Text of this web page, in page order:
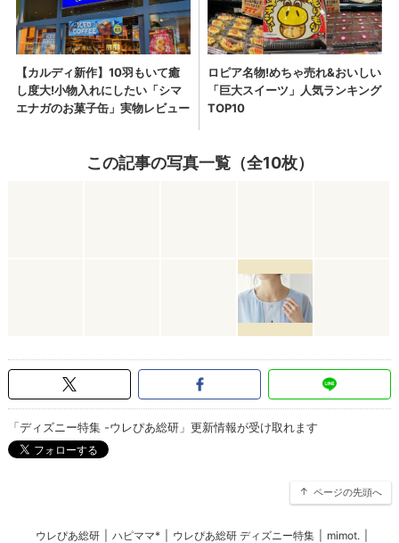
この記事の写真一覧（全10枚）
「ディズニー特集 -ウレぴあ総研」更新情報が受け取れます
ページの先頭へ
ウレぴあ総研 ハピママ* ウレぴあ総研 ディズニー特集 mimot.